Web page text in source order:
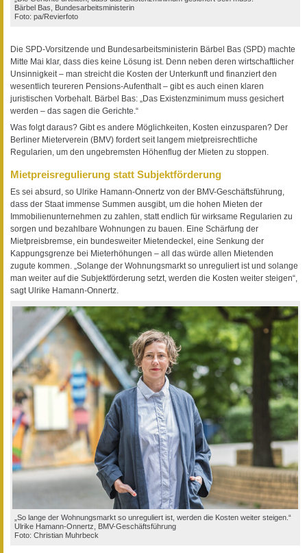
Bärbel Bas, Bundesarbeitsministerin
Foto: pa/Revierfoto
Die SPD-Vorsitzende und Bundesarbeitsministerin Bärbel Bas (SPD) machte
Mitte Mai klar, dass dies keine Lösung ist. Denn neben deren wirtschaftlicher
Unsinnigkeit – man streicht die Kosten der Unterkunft und finanziert den
wesentlich teureren Pensions-Aufenthalt – gibt es auch einen klaren
juristischen Vorbehalt. Bärbel Bas: „Das Existenzminimum muss gesichert
werden – das sagen die Gerichte.“
Was folgt daraus? Gibt es andere Möglichkeiten, Kosten einzusparen? Der
Berliner Mieterverein (BMV) fordert seit langem mietpreisrechtliche
Regularien, um den ungebremsten Höhenflug der Mieten zu stoppen.
Mietpreisregulierung statt Subjektförderung
Es sei absurd, so Ulrike Hamann-Onnertz von der BMV-Geschäftsführung,
dass der Staat immense Summen ausgibt, um die hohen Mieten der
Immobilienunternehmen zu zahlen, statt endlich für wirksame Regularien zu
sorgen und bezahlbare Wohnungen zu bauen. Eine Schärfung der
Mietpreisbremse, ein bundesweiter Mietendeckel, eine Senkung der
Kappungsgrenze bei Mieterhöhungen – all das würde allen Mietenden
zugute kommen. „Solange der Wohnungsmarkt so unreguliert ist und solange
man weiter auf die Subjektförderung setzt, werden die Kosten weiter steigen“,
sagt Ulrike Hamann-Onnertz.
„So lange der Wohnungsmarkt so unreguliert ist, werden die Kosten weiter steigen.“
Ulrike Hamann-Onnertz, BMV-Geschäftsführung
Foto: Christian Muhrbeck